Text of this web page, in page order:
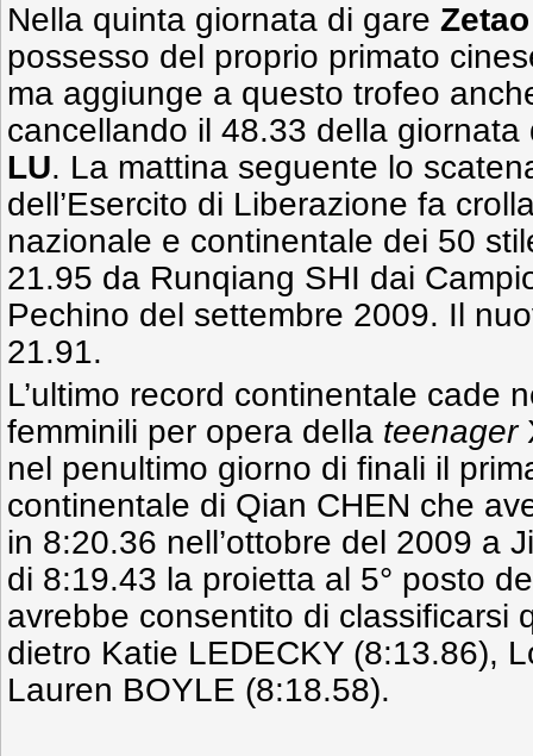
Nella quinta giornata di gare
possesso del proprio primato
ma aggiunge a questo trofeo
cancellando il 48.33 della
LU. La mattina seguente lo
dell’Esercito di Liberazione fa
nazionale e continentale dei 50
21.95 da Runqiang SHI dai
Pechino del settembre 2009. Il
21.91.
L’ultimo record continentale cade
femminili per opera della teenager
nel penultimo giorno di finali il
continentale di Qian CHEN che
in 8:20.36 nell’ottobre del 2009 a
di 8:19.43 la proietta al 5° posto
avrebbe consentito di classificarsi
dietro Katie LEDECKY (8:13.86),
Lauren BOYLE (8:18.58).